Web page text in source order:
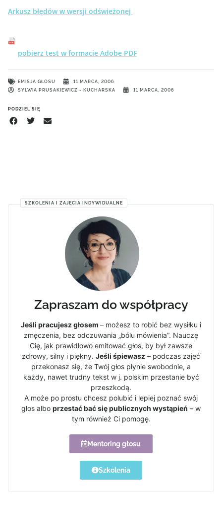
Arkusz błędów w wersji odświeżonej
pobierz test w formacie Adobe PDF
EMISJA GŁOSU
11 MARCA, 2006
SYLWIA PRUSAKIEWICZ - KUCHARSKA
11 MARCA, 2006
PODZIEL SIĘ
Zapraszam do współpracy
Jeśli pracujesz głosem – możesz to robić bez wysiłku i
zmęczenia, bez odczuwania „bólu mówienia”. Nauczę
Cię, jak prawidłowo emitować głos, by był zawsze
zdrowy, silny i piękny. Jeśli śpiewasz – podczas zajęć
przekonasz się, że Twój głos płynie swobodnie, a
każdy, nawet trudny tekst w j. polskim przestanie być
przeszkodą.
A może po prostu chcesz polubić i lepiej poznać swój
głos albo przestać bać się publicznych wystąpień – w
tym również Ci pomogę.
Mentoring głosu
Szkolenia
SZKOLENIA I ZAJĘCIA INDYWIDUALNE